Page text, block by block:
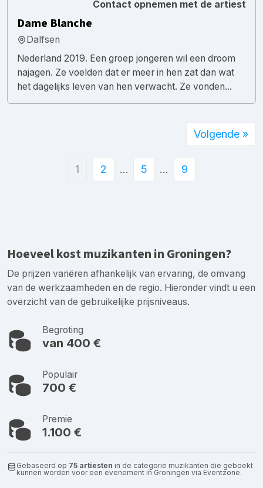
Contact opnemen met de artiest
Dame Blanche
Dalfsen
Nederland 2019. Een groep jongeren wil een droom
najagen. Ze voelden dat er meer in hen zat dan wat
het dagelijks leven van hen verwacht. Ze vonden...
1 2 … 5 … 9
Volgende »
Hoeveel kost muzikanten in Groningen?
De prijzen variëren afhankelijk van ervaring, de omvang
van de werkzaamheden en de regio. Hieronder vindt u een
overzicht van de gebruikelijke prijsniveaus.
Begroting
van 400 €
Populair
700 €
Premie
1.100 €
Gebaseerd op 75 artiesten in de categorie muzikanten die geboekt
kunnen worden voor een evenement in Groningen via Eventzone.